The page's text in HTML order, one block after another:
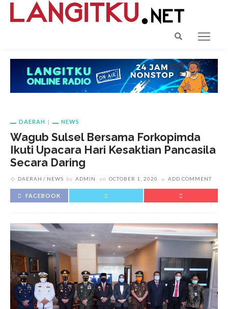
DAERAH NEWS
Wagub Sulsel Bersama Forkopimda
Ikuti Upacara Hari Kesaktian Pancasila
Secara Daring
DAERAH NEWS by ADMIN on OCTOBER 1, 2020 ADD COMMENT
FACEBOOK